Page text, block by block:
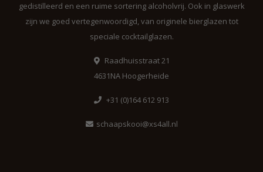
gedistilleerd en een ruime sortering alcoholvrij. Ook in glaswerk
zijn we goed vertegenwoordigd, van originele bierglazen tot
speciale cocktailglazen.
Raadhuisstraat 21
4631NA Hoogerheide
+31 (0)164 612 913
schaapskooi@xs4all.nl